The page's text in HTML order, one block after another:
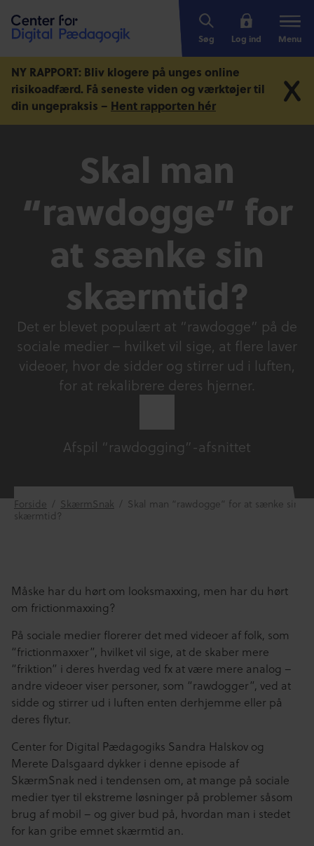
Søg Log ind Menu
NY RAPPORT: Bliv klogere på unges online
risikoadfærd. Få seneste viden og værktøjer til
din ungepraksis – Hent rapporten hér
Forside / SkærmSnak / Skal man “rawdogge” for at sænke sin
skærmtid?
Skal man
“rawdogge” for
at sænke sin
skærmtid?
Det er blevet populært at “rawdogge” på de
sociale medier – hvilket vil sige, at flere laver
videoer, hvor de sidder og stirrer ud i luften,
for at rekalibrere deres hjerner.
Afspil “rawdogging”-afsnittet
Måske har du hørt om looksmaxxing, men har du hørt
om frictionmaxxing?
På sociale medier florerer det med videoer af folk, som
“frictionmaxxer”, hvilket vil sige, at de skaber mere
“friktion” i deres hverdag ved fx at være mere analog –
andre videoer viser personer, som “rawdogger”, ved at
sidde og stirrer ud i luften enten derhjemme eller på
deres flytur.
Center for Digital Pædagogiks Sandra Halskov og
Merete Dalsgaard dykker i denne episode af
SkærmSnak ned i tendensen om, at mange på sociale
medier tyer til ekstreme løsninger på problemer såsom
brug af mobil – og giver bud på, hvordan man i stedet
for kan gribe emnet skærmtid an.